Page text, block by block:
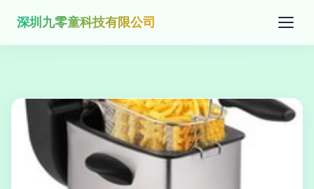
深圳九零童科技有限公司